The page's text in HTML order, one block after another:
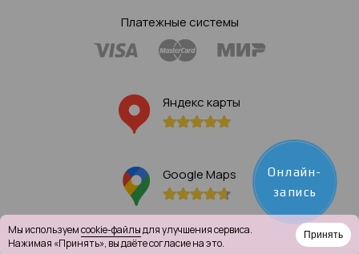
Платежные системы
Яндекс карты
Google Maps
Онлайн-
запись
Мы используемcookie-файлыдля улучшения сервиса.
Нажимая «Принять», вы даёте согласие на это.
Принять